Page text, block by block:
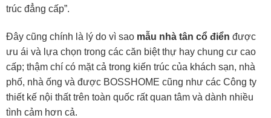
trúc đẳng cấp”.
Đây cũng chính là lý do vì sao mẫu nhà tân cổ điển được
ưu ái và lựa chọn trong các căn biệt thự hay chung cư cao
cấp; thậm chí có mặt cả trong kiến trúc của khách sạn, nhà
phố, nhà ống và được BOSSHOME cũng như các Công ty
thiết kế nội thất trên toàn quốc rất quan tâm và dành nhiều
tình cảm hơn cả.